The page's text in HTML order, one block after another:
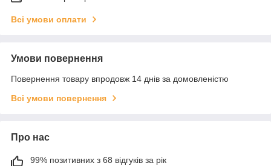
Всі умови оплати
Умови повернення
Повернення товару впродовж 14 днів за домовленістю
Всі умови повернення
Про нас
99% позитивних з 68 відгуків за рік